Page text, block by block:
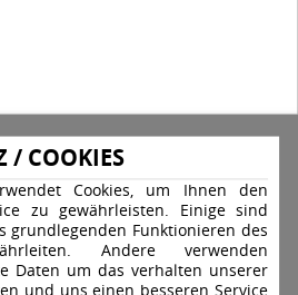
/ COOKIES
Cookies, um Ihnen den
zu gewährleisten. Einige sind
grundlegenden Funktionieren des
Andere verwenden
Daten um das verhalten unserer
und uns einen besseren Service